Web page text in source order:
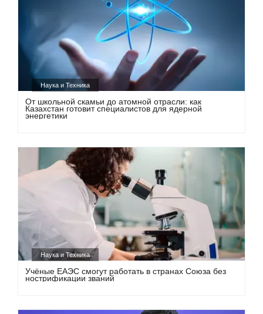
Наука и Техника
От школьной скамьи до атомной отрасли: как
Казахстан готовит специалистов для ядерной
энергетики
Наука и Техника
Учёные ЕАЭС смогут работать в странах Союза без
нострификации званий